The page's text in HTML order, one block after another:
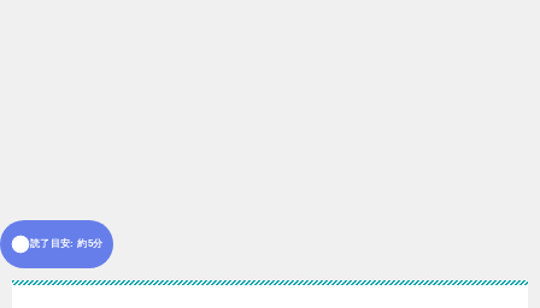
読了目安: 約5分